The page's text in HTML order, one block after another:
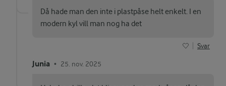
Då hade man den inte i plastpåse helt enkelt. I en
modern kyl vill man nog ha det
Svar
Junia • 25. nov. 2025